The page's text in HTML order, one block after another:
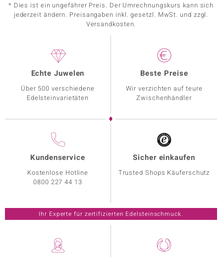
* Dies ist ein ungefährer Preis. Der Umrechnungskurs kann sich
jederzeit ändern. Preisangaben inkl. gesetzl. MwSt. und zzgl.
Versandkosten.
Echte Juwelen
Über 500 verschiedene
Edelsteinvarietäten
Beste Preise
Wir verzichten auf teure
Zwischenhändler
Kundenservice
Kostenlose Hotline
0800 227 44 13
Sicher einkaufen
Trusted Shops Käuferschutz
Ihr Experte für zertifizierten Edelsteinschmuck.